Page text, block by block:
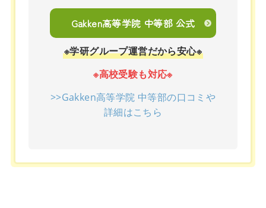
Gakken高等学院 中等部 公式
※学研グループ運営だから安心※
※高校受験も対応※
>>Gakken高等学院 中等部の口コミや
詳細はこちら